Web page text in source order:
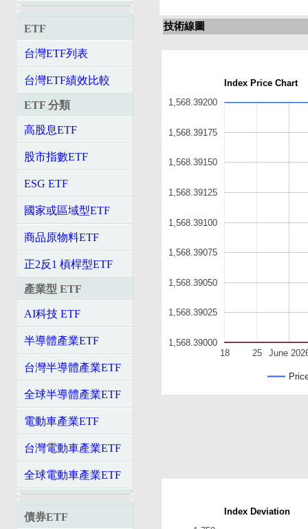
ETF
台灣ETF列表
台灣ETF績效比較
ETF 分類
高股息ETF
股市指數ETF
ESG ETF
國家或區域型ETF
商品原物料ETF
正2反1 槓桿型ETF
產業型 ETF
AI科技 ETF
半導體產業ETF
台灣半導體產業ETF
全球半導體產業ETF
電動車產業ETF
台灣電動車產業ETF
全球電動車產業ETF
債券ETF
技術線圖
Index Price Chart
June
18 25
1,568.39000
1,568.39025
1,568.39050
1,568.39075
1,568.39100
1,568.39125
1,568.39150
1,568.39175
1,568.39200
Index Deviation